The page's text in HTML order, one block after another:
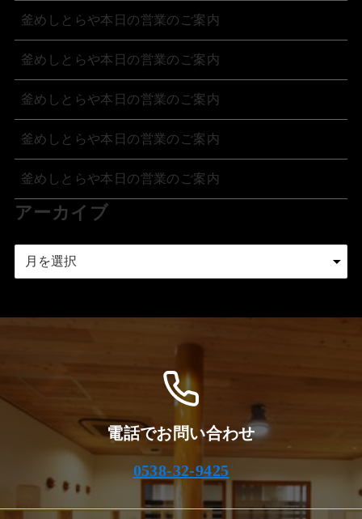
釜めしとらや本日の営業のご案内
釜めしとらや本日の営業のご案内
釜めしとらや本日の営業のご案内
釜めしとらや本日の営業のご案内
釜めしとらや本日の営業のご案内
アーカイブ
電話でお問い合わせ
0538-32-9425